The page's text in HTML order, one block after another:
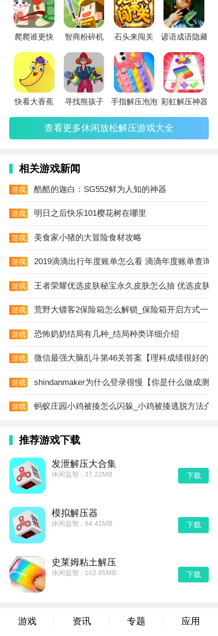
2.这里的黏液非常丰富的，有在黑暗中发光，有的蓬
松，甚至有磁性，很有意思的。
的压力在这里释放的。
小编点评
老少皆宜，十分所有年龄段的一款游戏，内置有超多的
解压治愈的游戏，有着非常写实的画面，拥有很好的解
压效果，每一次都让人玩得停不下来。
你可以在这里体验最优质的游戏体验，还有实用的攻略
爬爬谁更快 智商粉碎机 石头来闯关 谚语成语隐藏物
快看大香蕉 寻找熊孩子 手指解压泡泡玩具彩虹解压神器
查看更多休闲放松解压游戏大全
相关游戏新闻
游戏
酷酷的迦白：SG552鲜为人知的神器
游戏
明日之后快乐101樱花树在哪里
游戏
美食家小猪的大冒险食材攻略
游戏
2019滴滴出行年度账单怎么看 滴滴年度账单查询
游戏
王者荣耀优选皮肤秘宝永久皮肤怎么抽 优选皮肤
游戏
荒野大镖客2保险箱怎么解锁_保险箱开启方式一览
游戏
恐怖奶奶结局有几种_结局种类详细介绍
游戏
微信最强大脑乱斗第46关答案【理科成绩很好的
游戏
shindanmaker为什么登录很慢【你是什么做成测
游戏
蚂蚁庄园小鸡被揍怎么闪躲_小鸡被揍逃脱方法介
推荐游戏下载
发泄解压大合集
休闲益智 37.22MB 下载
模拟解压器
休闲益智 84.41MB 下载
史莱姆粘土解压
休闲益智 162.85MB 下载
游戏 资讯 专题 应用